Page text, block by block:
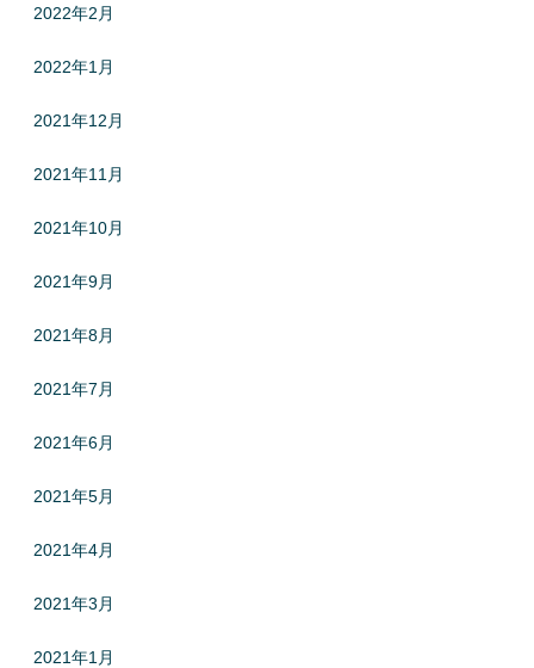
2022年2月
2022年1月
2021年12月
2021年11月
2021年10月
2021年9月
2021年8月
2021年7月
2021年6月
2021年5月
2021年4月
2021年3月
2021年1月